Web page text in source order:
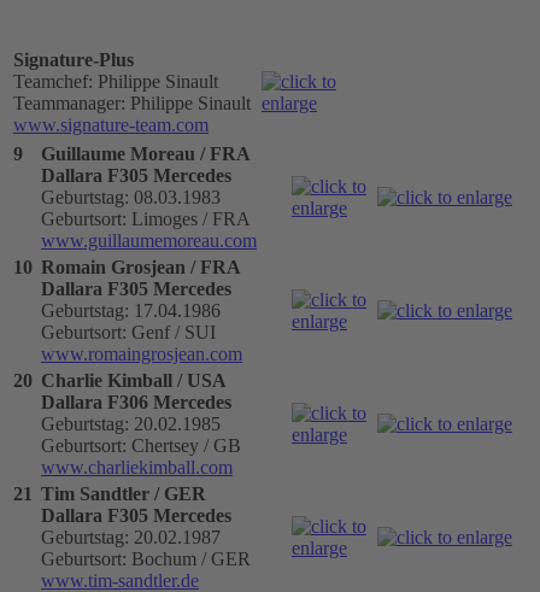
Signature-Plus
Teamchef: Philippe Sinault
Teammanager: Philippe Sinault
www.signature-team.com
9
Guillaume Moreau / FRA
Dallara F305 Mercedes
Geburtstag: 08.03.1983
Geburtsort: Limoges / FRA
www.guillaumemoreau.com
10 Romain Grosjean / FRA
Dallara F305 Mercedes
Geburtstag: 17.04.1986
Geburtsort: Genf / SUI
www.romaingrosjean.com
20 Charlie Kimball / USA
Dallara F306 Mercedes
Geburtstag: 20.02.1985
Geburtsort: Chertsey / GB
www.charliekimball.com
21 Tim Sandtler / GER
Dallara F305 Mercedes
Geburtstag: 20.02.1987
Geburtsort: Bochum / GER
www.tim-sandtler.de